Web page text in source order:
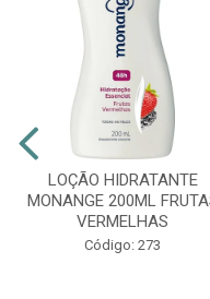
LOÇÃO HIDRATANTE
MONANGE 200ML
VERMELHAS
Código: 273